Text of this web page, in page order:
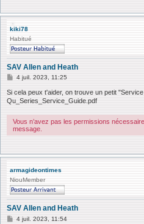
kiki78
Habitué
SAV Allen and Heath
M
s
s
a
e
4 juil. 2023, 11:25
Si cela peux t'aider, on trouve un petit
Qu_Series_Service_Guide.pdf
Vous n’avez pas les permissions
message.
armagideontimes
NiouMember
SAV Allen and Heath
M4 juil. 2023, 11:54